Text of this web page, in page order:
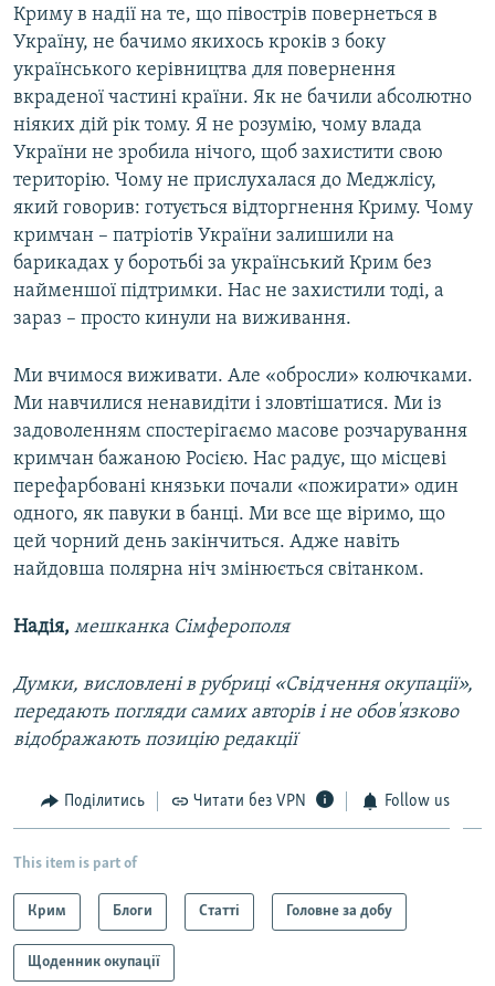
Криму в надії на те, що півострів повернеться в
Україну, не бачимо якихось кроків з боку
українського керівництва для повернення
вкраденої частині країни. Як не бачили абсолютно
ніяких дій рік тому. Я не розумію, чому влада
України не зробила нічого, щоб захистити свою
територію. Чому не прислухалася до Меджлісу,
який говорив: готується відторгнення Криму. Чому
кримчан – патріотів України залишили на
барикадах у боротьбі за український Крим без
найменшої підтримки. Нас не захистили тоді, а
зараз – просто кинули на виживання.
Ми вчимося виживати. Але «обросли» колючками.
Ми навчилися ненавидіти і зловтішатися. Ми із
задоволенням спостерігаємо масове розчарування
кримчан бажаною Росією. Нас радує, що місцеві
перефарбовані князьки почали «пожирати» один
одного, як павуки в банці. Ми все ще віримо, що
цей чорний день закінчиться. Адже навіть
найдовша полярна ніч змінюється світанком.
Надія, мешканка Сімферополя
Думки, висловлені в рубриці «Свідчення окупації»,
передають погляди самих авторів і не обов'язково
відображають позицію редакції
Поділитись Читати без VPN Follow us
This item is part of
Крим Блоги Статті Головне за добу
Щоденник окупації